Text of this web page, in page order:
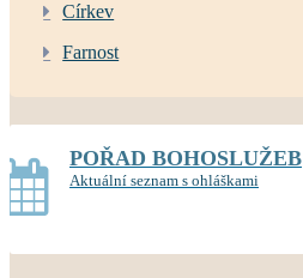
Církev
Farnost
POŘAD BOHOSLUŽEB
Aktuální seznam s ohláškami